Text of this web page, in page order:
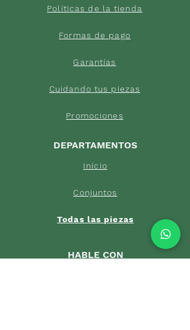
Políticas de la tienda
Formas de pago
Garantías
Cuidando tus piezas
Promociones
DEPARTAMENTOS
Início
Conjuntos
Todas las piezas
HABLE CON